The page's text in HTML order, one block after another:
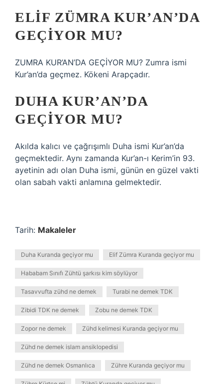
ELIF ZÜMRA KUR’AN’DA
GEÇIYOR MU?
ZUMRA KUR’AN’DA GEÇİYOR MU? Zumra ismi
Kur’an’da geçmez. Kökeni Arapçadır.
DUHA KUR’AN’DA
GEÇIYOR MU?
Akılda kalıcı ve çağrışımlı Duha ismi Kur’an’da
geçmektedir. Aynı zamanda Kur’an-ı Kerim’in 93.
ayetinin adı olan Duha ismi, günün en güzel vakti
olan sabah vakti anlamına gelmektedir.
Tarih: Makaleler
Duha Kuranda geçiyor mu Elif Zümra Kuranda geçiyor mu
Hababam Sınıfı Zühtü şarkısı kim söylüyor
Tasavvufta zühd ne demek Turabi ne demek TDK
Zibidi TDK ne demek Zobu ne demek TDK
Zopor ne demek Zühd kelimesi Kuranda geçiyor mu
Zühd ne demek islam ansiklopedisi
Zühd ne demek Osmanlıca Zühre Kuranda geçiyor mu